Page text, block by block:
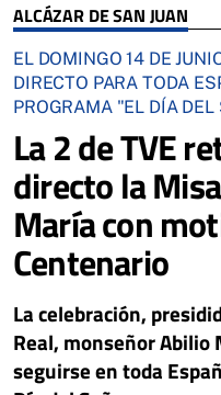
ALCÁZAR DE SAN JUAN
EL DOMINGO 14 DE
DIRECTO PARA TODA
PROGRAMA "EL DÍA DEL
La 2 de TVE
directo la
María con
Centenario
La celebración,
Real, monseñor Abilio
seguirse en toda